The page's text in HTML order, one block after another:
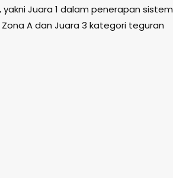
Juara 1 dalam penerapan sistem
A dan Juara 3 kategori teguran